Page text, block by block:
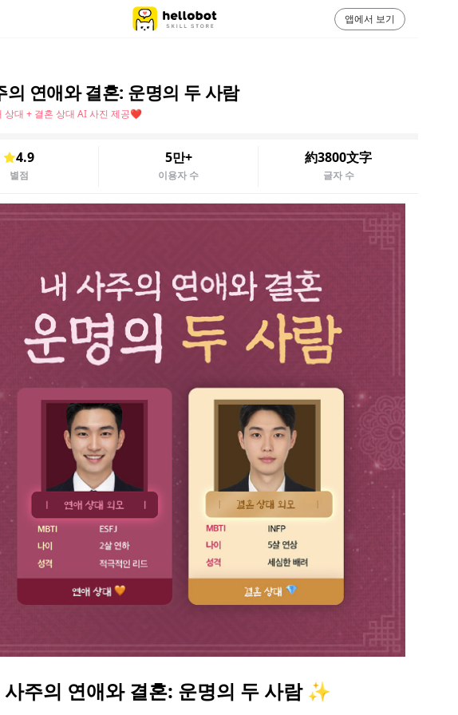
의 연애와 결혼: 운명의 두 사람
상대 + 결혼 상대 AI 사진 제공❤️
4.9
별점
5만+
이용자 수
約3800文字
글자 수
주의 연애와 결혼: 운명의 두 사람 ✨
앱에서 보기